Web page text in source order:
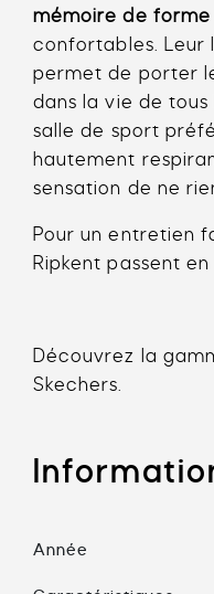
mémoire de forme
confortables. Leur
permet de porter
dans la vie de
salle de sport
hautement
sensation de ne
Pour un entretien
Ripkent passent
Découvrez la
Skechers.
Année